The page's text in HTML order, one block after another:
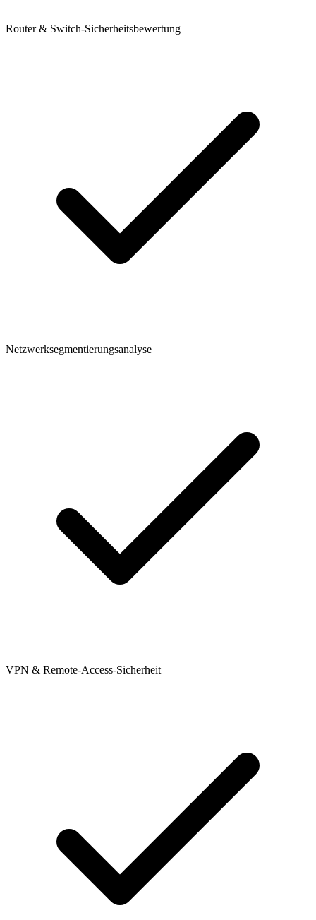
Router & Switch-Sicherheitsbewertung
Netzwerksegmentierungsanalyse
VPN & Remote-Access-Sicherheit